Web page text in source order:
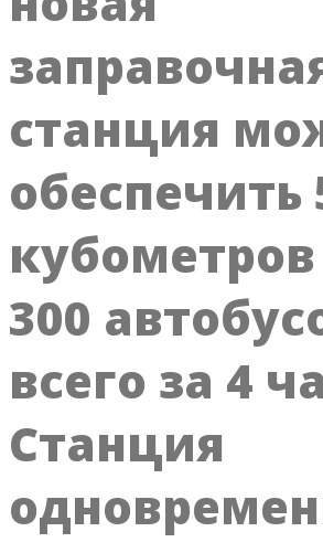
станция
обеспечить
кубометров
300
всего за 4
Станция